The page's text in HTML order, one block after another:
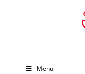
Menu